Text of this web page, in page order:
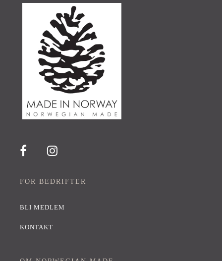
FOR BEDRIFTER
BLI MEDLEM
KONTAKT